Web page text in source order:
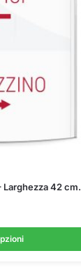
Larghezza 42 cm.